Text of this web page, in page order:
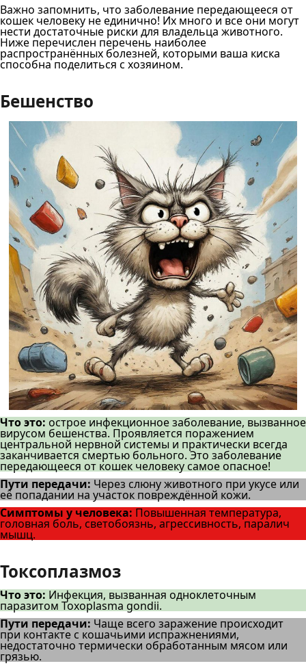
Важно запомнить, что заболевание передающееся от
кошек человеку не единично! Их много и все они могут
нести достаточные риски для владельца животного.
Ниже перечислен перечень наиболее
распространённых болезней, которыми ваша киска
способна поделиться с хозяином.
Бешенство
Что это: острое инфекционное заболевание, вызванное
вирусом бешенства. Проявляется поражением
центральной нервной системы и практически всегда
заканчивается смертью больного. Это заболевание
передающееся от кошек человеку самое опасное!
Пути передачи: Через слюну животного при укусе или
её попадании на участок повреждённой кожи.
Симптомы у человека: Повышенная температура,
головная боль, светобоязнь, агрессивность, паралич
мышц.
Токсоплазмоз
Что это: Инфекция, вызванная одноклеточным
паразитом Toxoplasma gondii.
Пути передачи: Чаще всего заражение происходит
при контакте с кошачьими испражнениями,
недостаточно термически обработанным мясом или
грязью.